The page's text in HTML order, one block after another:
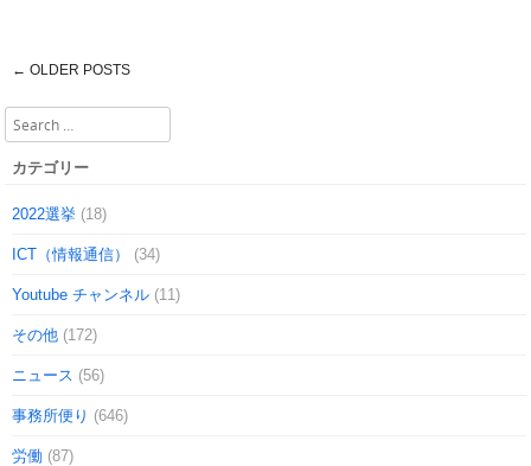
Post navigation
← OLDER POSTS
Search
カテゴリー
2022選挙 (18)
ICT（情報通信） (34)
Youtube チャンネル (11)
その他 (172)
ニュース (56)
事務所便り (646)
労働 (87)